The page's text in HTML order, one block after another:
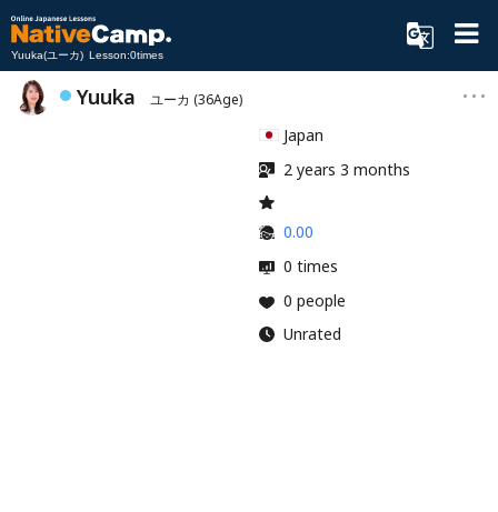
Yuuka(ユーカ) Lesson:0times
Yuuka ユーカ (36Age)
Japan
2 years 3 months
0.00
0 times
0 people
Unrated